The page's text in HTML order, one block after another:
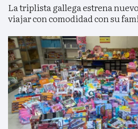
La triplista gallega estrena
viajar con comodidad con su